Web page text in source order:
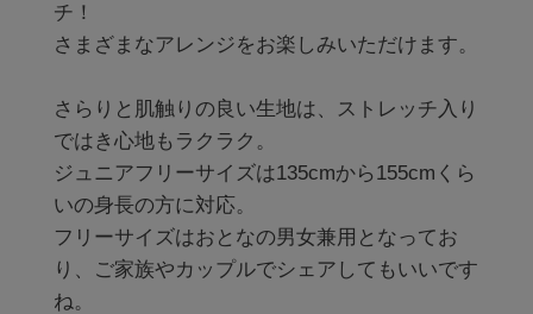
チ！
さまざまなアレンジをお楽しみいただけます。
さらりと肌触りの良い生地は、ストレッチ入り
ではき心地もラクラク。
ジュニアフリーサイズは135cmから155cmくら
いの身長の方に対応。
フリーサイズはおとなの男女兼用となってお
り、ご家族やカップルでシェアしてもいいです
ね。